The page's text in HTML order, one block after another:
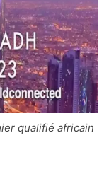
qualifié africain